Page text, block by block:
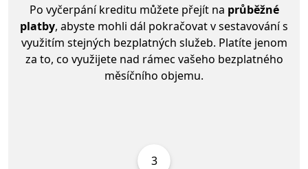
Po vyčerpání kreditu můžete přejít na průběžné
platby, abyste mohli dál pokračovat v sestavování s
využitím stejných bezplatných služeb. Platíte jenom
za to, co využijete nad rámec vašeho bezplatného
měsíčního objemu.
3